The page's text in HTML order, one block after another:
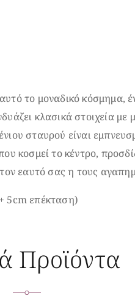
το μοναδικό κόσμημα,
κλασικά στοιχεία με
σταυρού είναι
κοσμεί το κέντρο,
εαυτό σας η τους
5cm επέκταση)
Προϊόντα